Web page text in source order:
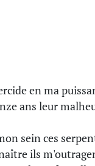
en ma
ans leur
sein ces
ils